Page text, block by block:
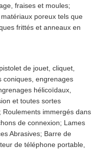
fraises et moules;
poreux tels que
frittés et anneaux en
de jouet, cliquet,
coniques, engrenages
hélicoïdaux,
et toutes sortes
immergés dans
de connexion; Lames
Abrasives; Barre de
de téléphone portable,